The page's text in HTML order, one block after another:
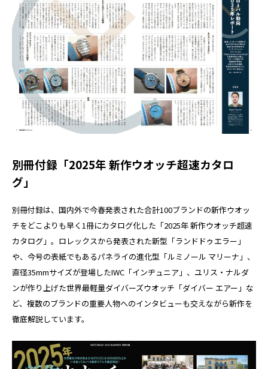
別冊付録「2025年 新作ウオッチ超速カタロ
グ」
別冊付録は、国内外で今春発表された合計100ブランドの新作ウオッ
チをどこよりも早く1冊にカタログ化した「2025年 新作ウオッチ超速
カタログ」。ロレックスから発表された新型「ランドドゥエラー」
や、今号の表紙でもあるパネライの進化型「ルミノール マリーナ」、
直径35mmサイズが登場したIWC「インヂュニア」、ユリス・ナルダ
ンが作り上げた世界最軽量ダイバーズウオッチ「ダイバー エアー」な
ど、複数のブランドの重要人物へのインタビューも交えながら新作を
徹底解説しています。